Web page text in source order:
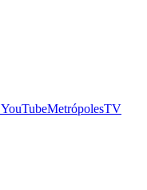
YouTubeMetrópolesTV